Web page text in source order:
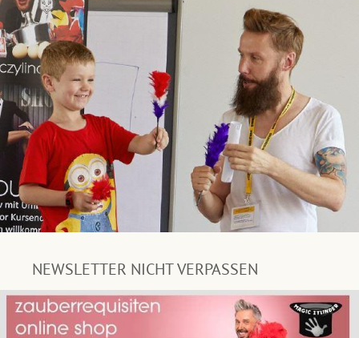
NEWSLETTER NICHT VERPASSEN